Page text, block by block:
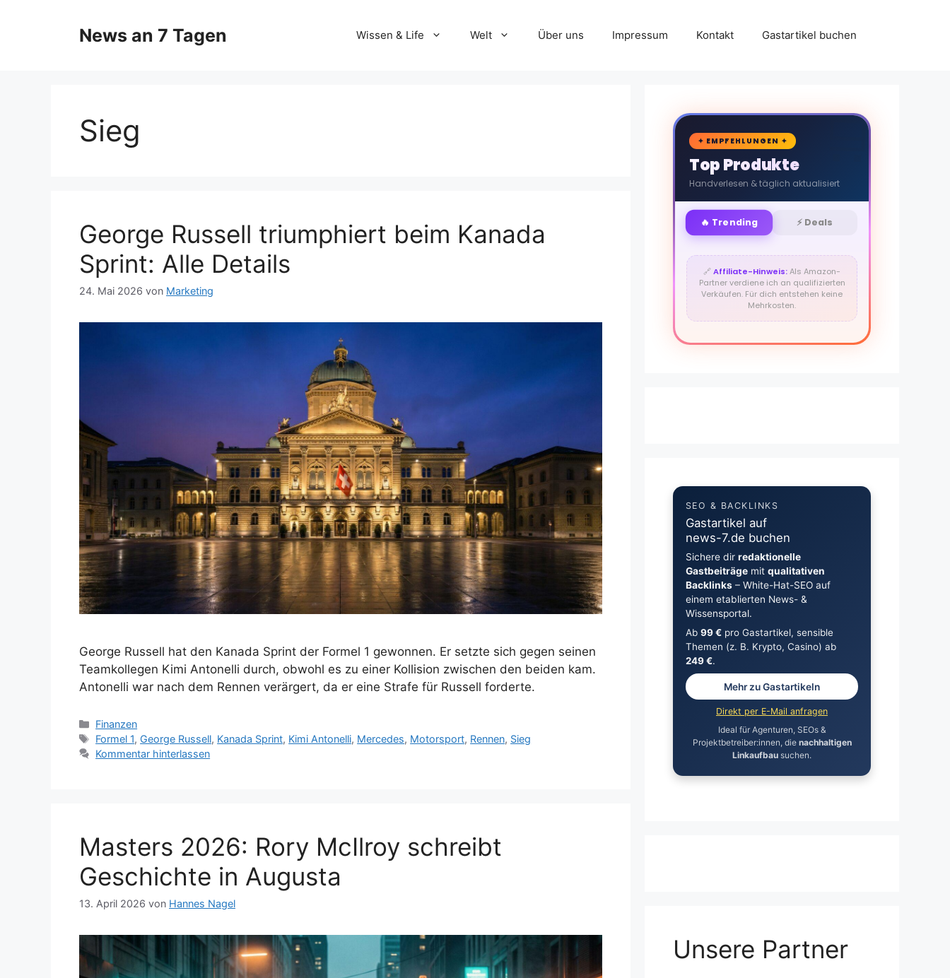
News an 7 Tagen Wissen & Life Welt Über uns Impressum Kontakt Gastartikel buchen
Sieg
George Russell triumphiert beim Kanada
Sprint: Alle Details
24. Mai 2026 von Marketing
George Russell hat den Kanada Sprint der Formel 1 gewonnen. Er setzte sich gegen seinen
Teamkollegen Kimi Antonelli durch, obwohl es zu einer Kollision zwischen den beiden kam.
Antonelli war nach dem Rennen verärgert, da er eine Strafe für Russell forderte.
Kategorien
Finanzen
Schlagwörter
Formel 1, George Russell, Kanada Sprint, Kimi Antonelli, Mercedes, Motorsport, Rennen, Sieg
Kommentar hinterlassen
Masters 2026: Rory McIlroy schreibt
Geschichte in Augusta
13. April 2026 von Hannes Nagel
🛒
✦ EMPFEHLUNGEN ✦
Top Produkte
Handverlesen & täglich aktualisiert
🔥 Trending ⚡ Deals
🔗Affiliate-Hinweis:Als Amazon-
Partner verdiene ich an qualifizierten
Verkäufen. Für dich entstehen keine
Mehrkosten.
SEO & BACKLINKS
Gastartikel auf
news-7.de buchen
Sichere dir redaktionelle
Gastbeiträgemit qualitativen
Backlinks– White-Hat-SEO auf
einem etablierten News- &
Wissensportal.
Ab 99 €pro Gastartikel, sensible
Themen (z. B. Krypto, Casino) ab
249 €.
Mehr zu Gastartikeln
Direkt per E-Mail anfragen
Ideal für Agenturen, SEOs &
Projektbetreiber:innen, die nachhaltigen
Linkaufbau suchen.
Unsere Partner